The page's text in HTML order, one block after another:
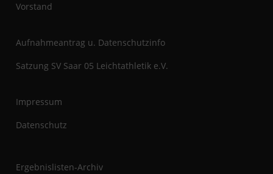
Vorstand
Aufnahmeantrag u. Datenschutzinfo
Satzung SV Saar 05 Leichtathletik e.V.
Impressum
Datenschutz
Ergebnislisten-Archiv